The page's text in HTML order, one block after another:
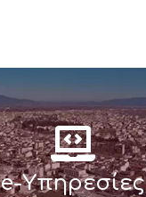
e-Υπηρεσίες